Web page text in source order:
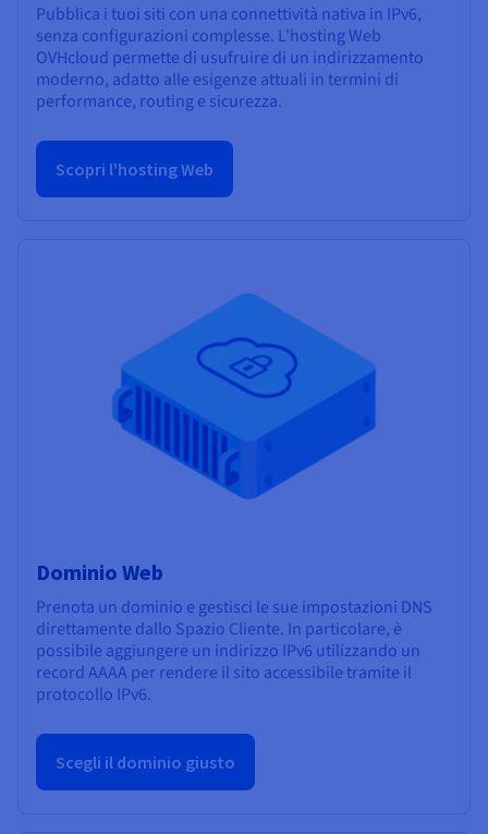
Pubblica i tuoi siti con una connettività nativa in IPv6,
senza configurazioni complesse. L'hosting Web
OVHcloud permette di usufruire di un indirizzamento
moderno, adatto alle esigenze attuali in termini di
performance, routing e sicurezza.
Scopri l'hosting Web
Dominio Web
Prenota un dominio e gestisci le sue impostazioni DNS
direttamente dallo Spazio Cliente. In particolare, è
possibile aggiungere un indirizzo IPv6 utilizzando un
record AAAA per rendere il sito accessibile tramite il
protocollo IPv6.
Scegli il dominio giusto